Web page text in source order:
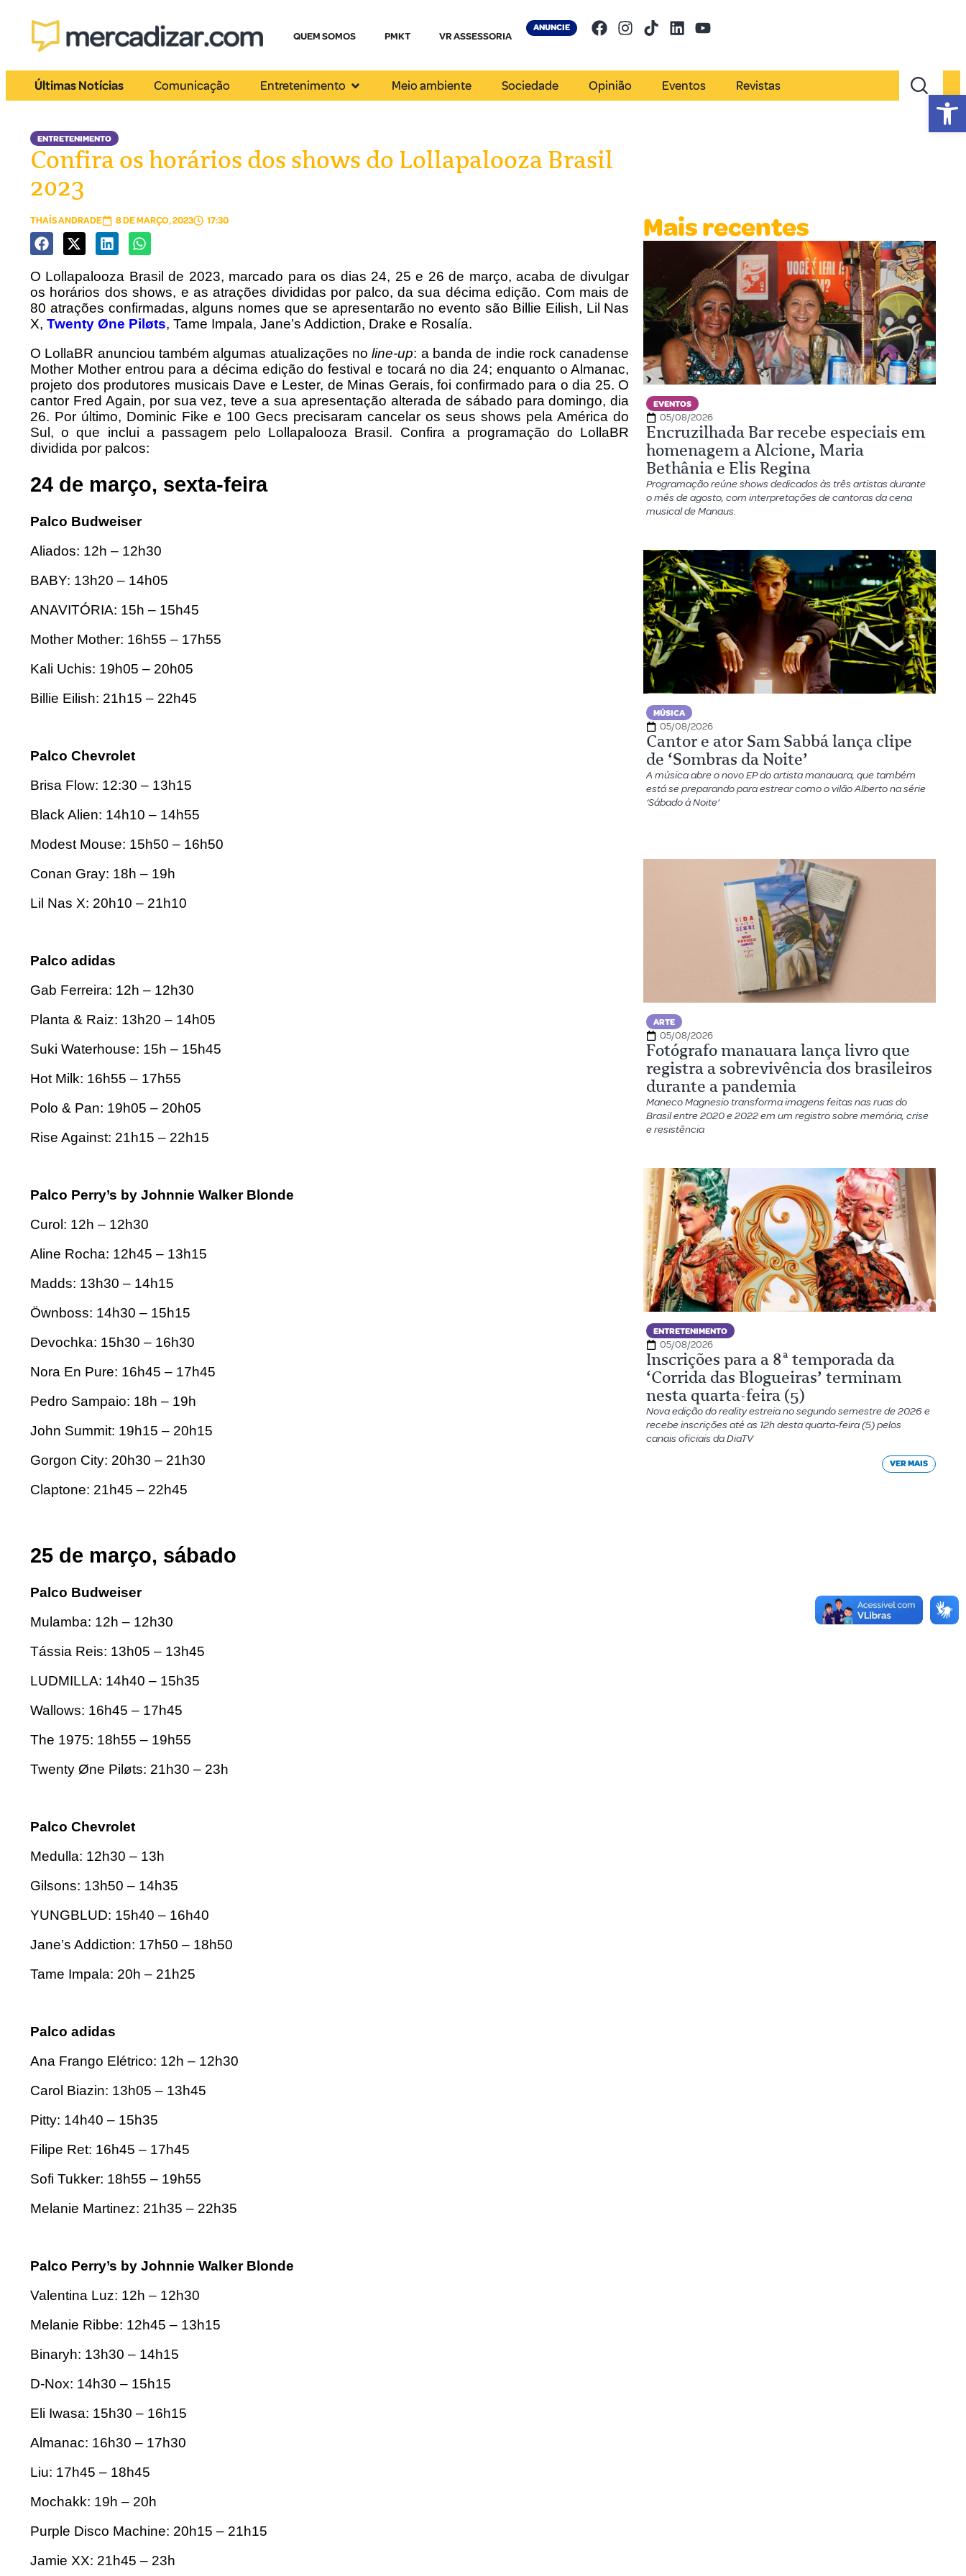
QUEM SOMOS PMKT VR ASSESSORIA
ANUNCIE
Últimas Notícias Comunicação Entretenimento Meio ambiente Sociedade Opinião Eventos Revistas
ENTRETENIMENTO
Confira os horários dos shows do Lollapalooza Brasil
2023
THAÍS ANDRADE 8 DE MARÇO, 2023 17:30
O Lollapalooza Brasil de 2023, marcado para os dias 24, 25 e 26 de março, acaba de divulgar
os horários dos shows, e as atrações divididas por palco, da sua décima edição. Com mais de
80 atrações confirmadas, alguns nomes que se apresentarão no evento são Billie Eilish, Lil Nas
X, Twenty Øne Piløts, Tame Impala, Jane’s Addiction, Drake e Rosalía.
O LollaBR anunciou também algumas atualizações noline-up: a banda de indie rock canadense
Mother Mother entrou para a décima edição do festival e tocará no dia 24; enquanto o Almanac,
projeto dos produtores musicais Dave e Lester, de Minas Gerais, foi confirmado para o dia 25. O
cantor Fred Again, por sua vez, teve a sua apresentação alterada de sábado para domingo, dia
26. Por último, Dominic Fike e 100 Gecs precisaram cancelar os seus shows pela América do
Sul, o que inclui a passagem pelo Lollapalooza Brasil. Confira a programação do LollaBR
dividida por palcos:
24 de março, sexta-feira
Palco Budweiser
Aliados: 12h – 12h30
BABY: 13h20 – 14h05
ANAVITÓRIA: 15h – 15h45
Mother Mother: 16h55 – 17h55
Kali Uchis: 19h05 – 20h05
Billie Eilish: 21h15 – 22h45
Palco Chevrolet
Brisa Flow: 12:30 – 13h15
Black Alien: 14h10 – 14h55
Modest Mouse: 15h50 – 16h50
Conan Gray: 18h – 19h
Lil Nas X: 20h10 – 21h10
Palco adidas
Gab Ferreira: 12h – 12h30
Planta & Raiz: 13h20 – 14h05
Suki Waterhouse: 15h – 15h45
Hot Milk: 16h55 – 17h55
Polo & Pan: 19h05 – 20h05
Rise Against: 21h15 – 22h15
Palco Perry’s by Johnnie Walker Blonde
Curol: 12h – 12h30
Aline Rocha: 12h45 – 13h15
Madds: 13h30 – 14h15
Öwnboss: 14h30 – 15h15
Devochka: 15h30 – 16h30
Nora En Pure: 16h45 – 17h45
Pedro Sampaio: 18h – 19h
John Summit: 19h15 – 20h15
Gorgon City: 20h30 – 21h30
Claptone: 21h45 – 22h45
25 de março, sábado
Palco Budweiser
Mulamba: 12h – 12h30
Tássia Reis: 13h05 – 13h45
LUDMILLA: 14h40 – 15h35
Wallows: 16h45 – 17h45
The 1975: 18h55 – 19h55
Twenty Øne Piløts: 21h30 – 23h
Palco Chevrolet
Medulla: 12h30 – 13h
Gilsons: 13h50 – 14h35
YUNGBLUD: 15h40 – 16h40
Jane’s Addiction: 17h50 – 18h50
Tame Impala: 20h – 21h25
Palco adidas
Ana Frango Elétrico: 12h – 12h30
Carol Biazin: 13h05 – 13h45
Pitty: 14h40 – 15h35
Filipe Ret: 16h45 – 17h45
Sofi Tukker: 18h55 – 19h55
Melanie Martinez: 21h35 – 22h35
Palco Perry’s by Johnnie Walker Blonde
Valentina Luz: 12h – 12h30
Melanie Ribbe: 12h45 – 13h15
Binaryh: 13h30 – 14h15
D-Nox: 14h30 – 15h15
Eli Iwasa: 15h30 – 16h15
Almanac: 16h30 – 17h30
Liu: 17h45 – 18h45
Mochakk: 19h – 20h
Purple Disco Machine: 20h15 – 21h15
Jamie XX: 21h45 – 23h
Mais recentes
EVENTOS
05/08/2026
Encruzilhada Bar recebe especiais em
homenagem a Alcione, Maria
Bethânia e Elis Regina
Programação reúne shows dedicados às três artistas durante
o mês de agosto, com interpretações de cantoras da cena
musical de Manaus.
MÚSICA
05/08/2026
Cantor e ator Sam Sabbá lança clipe
de ‘Sombras da Noite’
A música abre o novo EP do artista manauara, que também
está se preparando para estrear como o vilão Alberto na série
‘Sábado à Noite’
ARTE
05/08/2026
Fotógrafo manauara lança livro que
registra a sobrevivência dos brasileiros
durante a pandemia
Maneco Magnesio transforma imagens feitas nas ruas do
Brasil entre 2020 e 2022 em um registro sobre memória, crise
e resistência
ENTRETENIMENTO
05/08/2026
Inscrições para a 8ª temporada da
‘Corrida das Blogueiras’ terminam
nesta quarta-feira (5)
Nova edição do reality estreia no segundo semestre de 2026 e
recebe inscrições até as 12h desta quarta-feira (5) pelos
canais oficiais da DiaTV
VER MAIS